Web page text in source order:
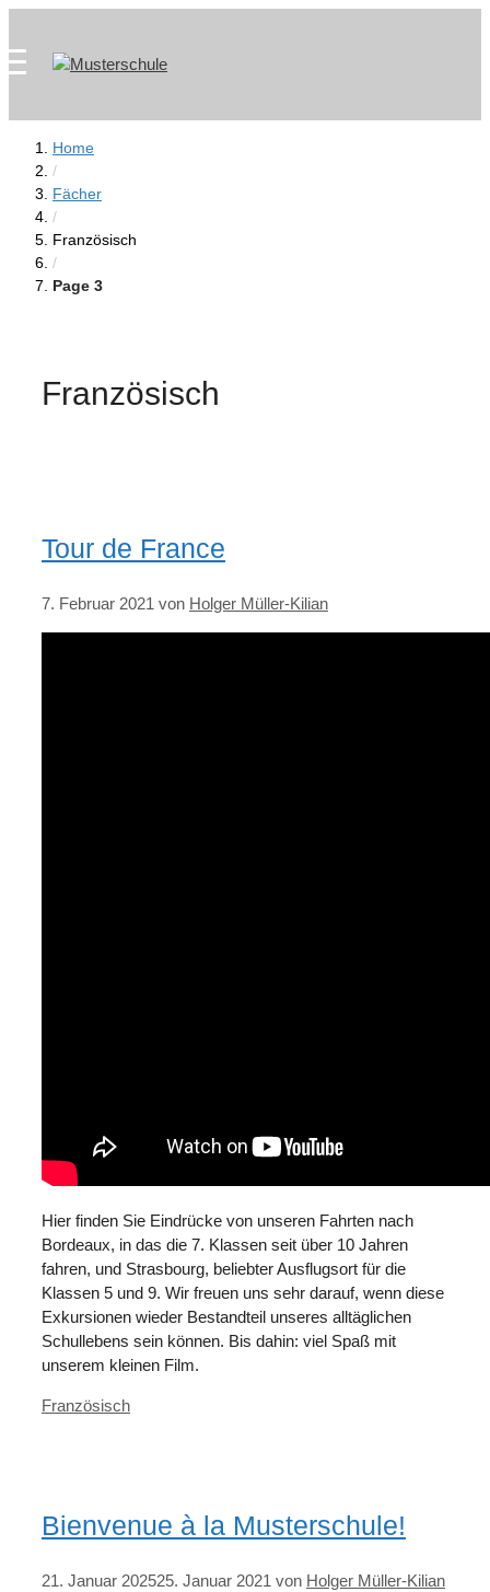
springen
content
Home
/
Fächer
/
Französisch
/
Page 3
Französisch
Tour de France
7. Februar 2021 von Holger Müller-Kilian
Hier finden Sie Eindrücke von unseren Fahrten nach
Bordeaux, in das die 7. Klassen seit über 10 Jahren
fahren, und Strasbourg, beliebter Ausflugsort für die
Klassen 5 und 9. Wir freuen uns sehr darauf, wenn diese
Exkursionen wieder Bestandteil unseres alltäglichen
Schullebens sein können. Bis dahin: viel Spaß mit
unserem kleinen Film.
Kategorien
Französisch
Bienvenue à la Musterschule!
21. Januar 202525. Januar 2021 von Holger Müller-Kilian